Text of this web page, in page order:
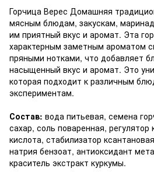
Горчица Верес Домашняя
мясным блюдам, закускам,
им приятный вкус и аромат. Эта
характерным заметным ароматом
пряными нотками, что добавляет
насыщенный вкус и аромат. Это
которая подходит к различным
экспериментам.
Состав: вода питьевая, семена
сахар, соль поваренная, регулятор
кислота, стабилизатор
натрия бензоат, антиоксидант
краситель экстракт куркумы.